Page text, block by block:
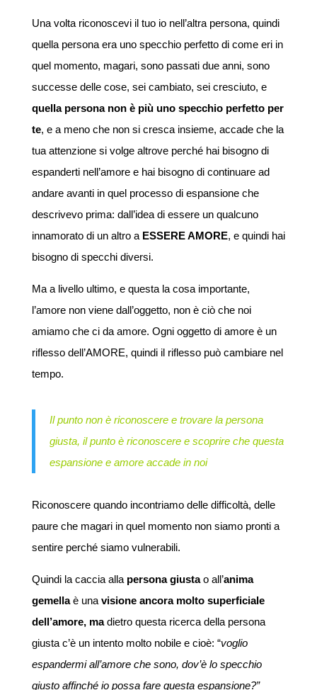
Una volta riconoscevi il tuo io nell’altra persona, quindi
quella persona era uno specchio perfetto di come eri in
quel momento, magari, sono passati due anni, sono
successe delle cose, sei cambiato, sei cresciuto, e
quella persona non è più uno specchio perfetto per
te, e a meno che non si cresca insieme, accade che la
tua attenzione si volge altrove perché hai bisogno di
espanderti nell’amore e hai bisogno di continuare ad
andare avanti in quel processo di espansione che
descrivevo prima: dall’idea di essere un qualcuno
innamorato di un altro a ESSERE AMORE, e quindi hai
bisogno di specchi diversi.
Ma a livello ultimo, e questa la cosa importante,
l’amore non viene dall’oggetto, non è ciò che noi
amiamo che ci da amore. Ogni oggetto di amore è un
riflesso dell’AMORE, quindi il riflesso può cambiare nel
tempo.
Il punto non è riconoscere e trovare la persona
giusta, il punto è riconoscere e scoprire che questa
espansione e amore accade in noi
Riconoscere quando incontriamo delle difficoltà, delle
paure che magari in quel momento non siamo pronti a
sentire perché siamo vulnerabili.
Quindi la caccia alla persona giustao all’anima
gemellaè una visione ancora molto superficiale
dell’amore, madietro questa ricerca della persona
giusta c’è un intento molto nobile e cioè: “voglio
espandermi all’amore che sono, dov’è lo specchio
giusto affinché io possa fare questa espansione?”